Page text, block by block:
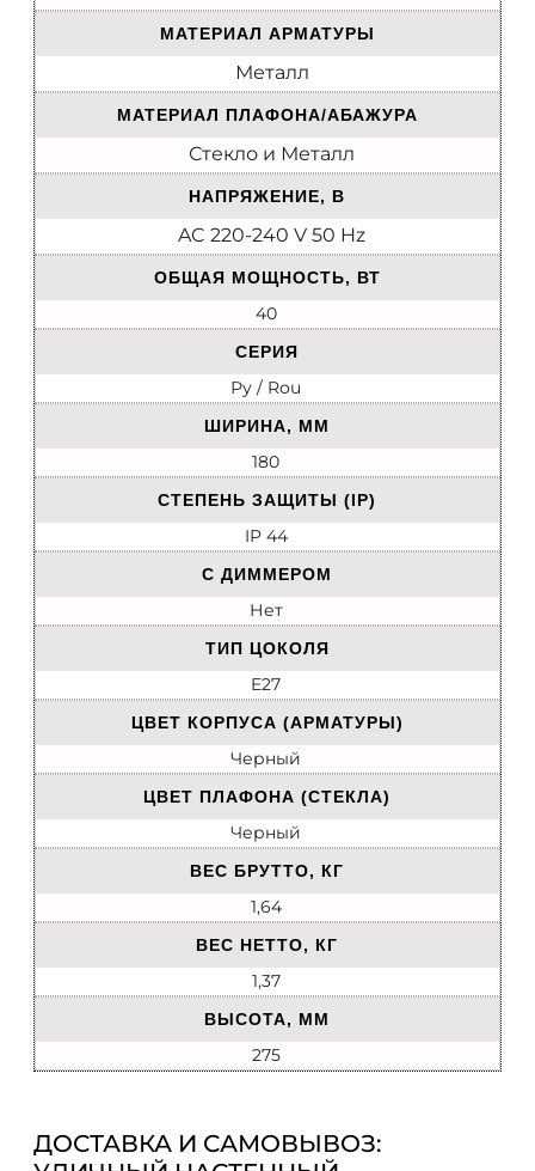
МАТЕРИАЛ АРМАТУРЫ
Металл
МАТЕРИАЛ ПЛАФОНА/АБАЖУРА
Стекло и Металл
НАПРЯЖЕНИЕ, В
AC 220-240 V 50 Hz
ОБЩАЯ МОЩНОСТЬ, ВТ
40
СЕРИЯ
Ру / Rou
ШИРИНА, ММ
180
СТЕПЕНЬ ЗАЩИТЫ (IP)
IP 44
С ДИММЕРОМ
Нет
ТИП ЦОКОЛЯ
E27
ЦВЕТ КОРПУСА (АРМАТУРЫ)
Черный
ЦВЕТ ПЛАФОНА (СТЕКЛА)
Черный
ВЕС БРУТТО, КГ
1,64
ВЕС НЕТТО, КГ
1,37
ВЫСОТА, ММ
275
ДОСТАВКА И САМОВЫВОЗ: